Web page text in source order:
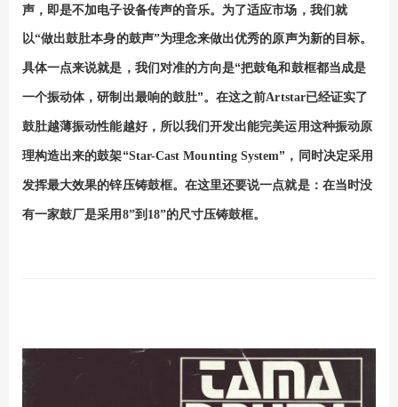
声，即是不加电子设备传声的音乐。为了适应市场，我们就
以“做出鼓肚本身的鼓声”为理念来做出优秀的原声为新的目标。
具体一点来说就是，我们对准的方向是“把鼓龟和鼓框都当成是
一个振动体，研制出最响的鼓肚”。在这之前Artstar已经证实了
鼓肚越薄振动性能越好，所以我们开发出能完美运用这种振动原
理构造出来的鼓架“Star-Cast Mounting System”，同时决定采用
发挥最大效果的锌压铸鼓框。在这里还要说一点就是：在当时没
有一家鼓厂是采用 8”到18”的尺寸压铸鼓框。